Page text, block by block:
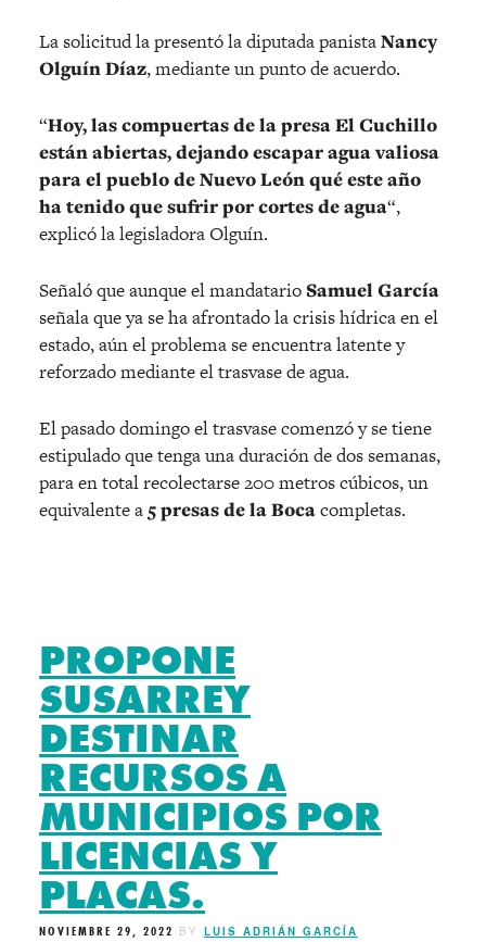
La solicitud la presentó la diputada panistaNancy
Olguín Díaz, mediante un punto de acuerdo.
“Hoy, las compuertas de la presa El Cuchillo
están abiertas, dejando escapar agua valiosa
para el pueblo de Nuevo León qué este año
ha tenido que sufrir por cortes de agua“,
explicó la legisladora Olguín.
Señaló que aunque el mandatario Samuel García
señala que ya se ha afrontado la crisis hídrica en el
estado, aún el problema se encuentra latente y
reforzado mediante el trasvase de agua.
El pasado domingo el trasvase comenzó y se tiene
estipulado que tenga una duración de dos semanas,
para en total recolectarse 200 metros cúbicos, un
equivalente a5 presas de la Bocacompletas.
PROPONE
SUSARREY
DESTINAR
RECURSOS A
MUNICIPIOS POR
LICENCIAS Y
PLACAS.
NOVIEMBRE 29, 2022 BY LUIS ADRIÁN GARCÍA